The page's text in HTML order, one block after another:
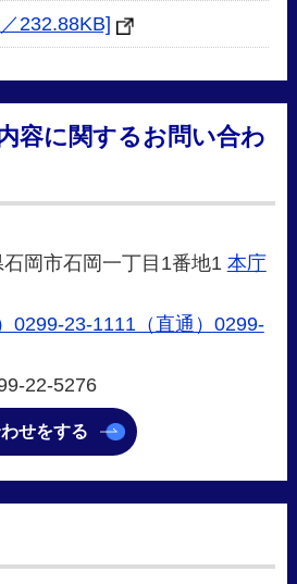
232.88KB]
容に関するお問い合わ
岡市石岡一丁目1番地1 本庁
0299-23-1111（直通）0299-
22-5276
せをする